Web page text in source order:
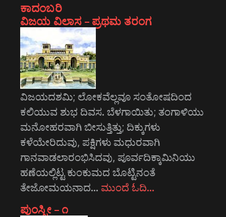
ಕಾದಂಬರಿ
ವಿಜಯ ವಿಲಾಸ – ಪ್ರಥಮ ತರಂಗ
ವಿಜಯದಶಮಿ; ಲೋಕವೆಲ್ಲವೂ ಸಂತೋಷದಿಂದ
ಕಲಿಯುವ ಶುಭ ದಿವಸ. ಬೆಳಗಾಯಿತು; ತಂಗಾಳಿಯು
ಮನೋಹರವಾಗಿ ಬೀಸುತ್ತಿತ್ತು; ದಿಕ್ಕುಗಳು
ಕಳೆಯೇರಿದುವು, ಪಕ್ಷಿಗಳು ಮಧುರವಾಗಿ
ಗಾನವಾಡಲಾರಂಭಿಸಿದವು, ಪೂರ್ವದಿಕ್ಕಾಮಿನಿಯು
ಹಣೆಯಲ್ಲಿಟ್ಟ ಕುಂಕುಮದ ಬೊಟ್ಟಿನಂತೆ
ತೇಜೋಮಯನಾದ… ಮುಂದೆ ಓದಿ…
ಪುಂಸ್ತ್ರೀ – ೧